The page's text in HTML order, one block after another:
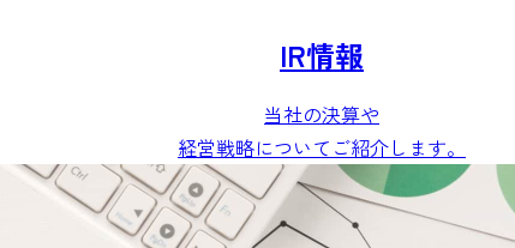
IR情報
当社の決算や
経営戦略についてご紹介します。